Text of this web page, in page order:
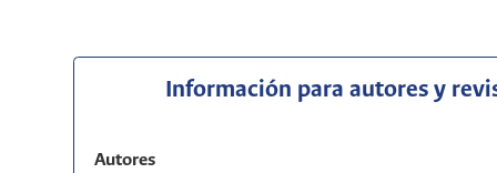
Información para autores y
Autores